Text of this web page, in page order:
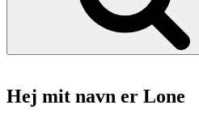
Hej mit navn er Lone